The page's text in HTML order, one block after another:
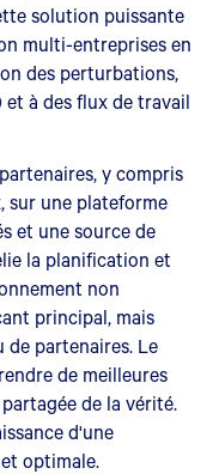
solution puissante
multi-entreprises en
des perturbations,
à des flux de travail
y compris
sur une plateforme
et une source de
la planification et
non
principal, mais
de partenaires. Le
de meilleures
de la vérité.
d'une
optimale.